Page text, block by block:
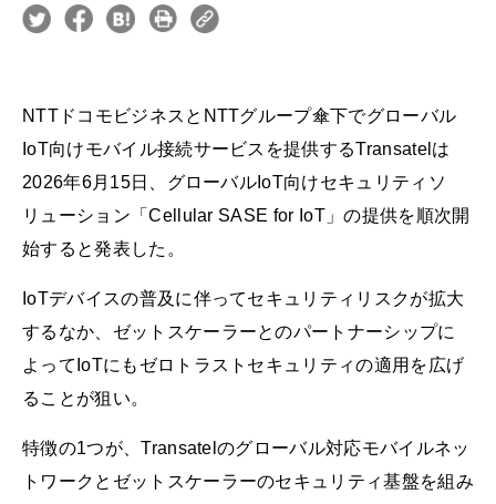
NTTドコモビジネスとNTTグループ傘下でグローバル
IoT向けモバイル接続サービスを提供するTransatelは
2026年6月15日、グローバルIoT向けセキュリティソ
リューション「Cellular SASE for IoT」の提供を順次開
始すると発表した。
IoTデバイスの普及に伴ってセキュリティリスクが拡大
するなか、ゼットスケーラーとのパートナーシップに
よってIoTにもゼロトラストセキュリティの適用を広げ
ることが狙い。
特徴の1つが、Transatelのグローバル対応モバイルネッ
トワークとゼットスケーラーのセキュリティ基盤を組み